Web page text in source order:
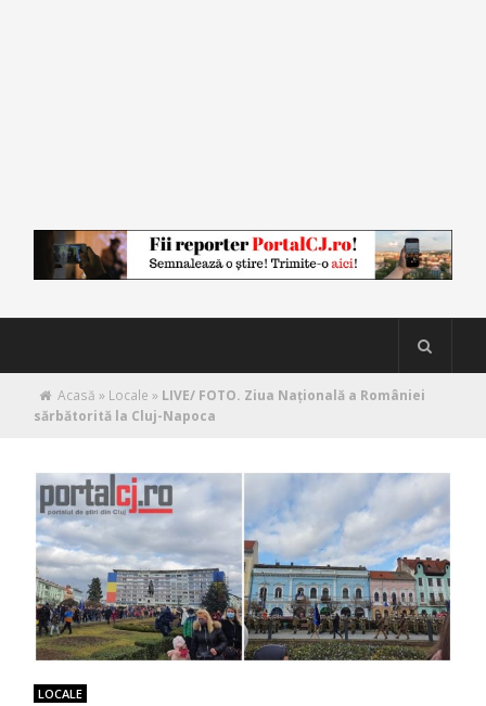
Acasă » Locale » LIVE/ FOTO. Ziua Națională a României
sărbătorită la Cluj-Napoca
LOCALE